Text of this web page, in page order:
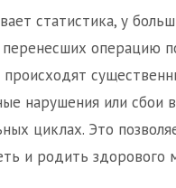
статистика, у
перенесших операцию
происходят
нарушения или сбои в
циклах. Это
и родить здорового